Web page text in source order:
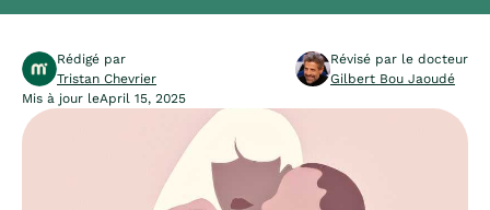
Rédigé par
Tristan Chevrier
Révisé par le docteur
Gilbert Bou Jaoudé
Mis à jour leApril 15, 2025